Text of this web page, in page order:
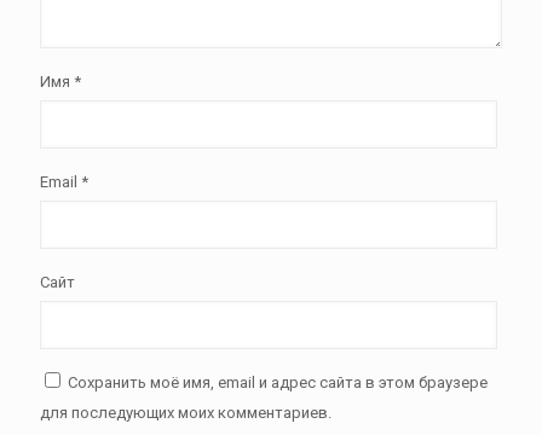
Имя *
Email *
Сайт
Сохранить моё имя, email и адрес сайта в этом браузере
для последующих моих комментариев.